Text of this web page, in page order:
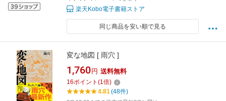
楽天Kobo電子書籍ストア
同じ商品を安い順で見る
変な地図 [ 雨穴 ]
1,760 円 送料無料
16ポイント (1倍)
4.81(48件)